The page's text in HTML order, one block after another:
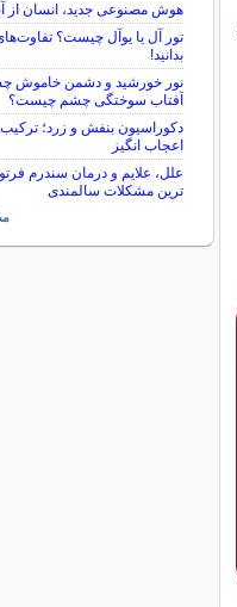
هوش مصنوعی جدید، انسان از
تور آل یا یوآل چیست؟
بدانید!
نور خورشید و دشمن خاموش
آفتاب سوختگی چشم چیست؟
دکوراسیون بنفش و زرد؛ ترکیب
اعجاب انگیز
علل، علایم و درمان سندرم
ترین مشکلات سالمندی